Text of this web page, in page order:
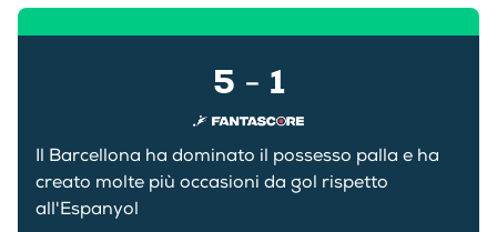
5 - 1
Il Barcellona ha dominato il possesso palla e ha
creato molte più occasioni da gol rispetto
all'Espanyol